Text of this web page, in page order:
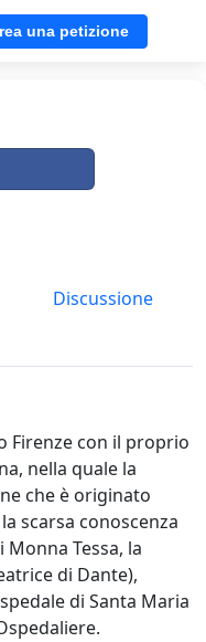
una petizione
Discussione
Firenze con il proprio
nella quale la
che è originato
scarsa conoscenza
Tessa, la
di Dante),
di Santa Maria